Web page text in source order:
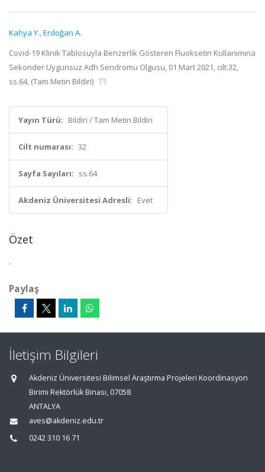
Kahya Y.,Erdoğan A.
Covid-19 Klinik Tablosuyla Benzerlik Gösteren Fluoksetin Kullanımına
Sekonder Uygunsuz Adh Sendromu Olgusu, 01 Mart 2021, cilt.32,
ss.64, (Tam Metin Bildiri)
Yayın Türü: Bildiri / Tam Metin Bildiri
Cilt numarası: 32
Sayfa Sayıları: ss.64
Akdeniz Üniversitesi Adresli: Evet
Özet
-
Paylaş
İletişim Bilgileri
Akdeniz Üniversitesi Bilimsel Araştırma Projeleri Koordinasyon
Birimi Rektörlük Binası, 07058
ANTALYA
aves@akdeniz.edu.tr
0242 310 16 71